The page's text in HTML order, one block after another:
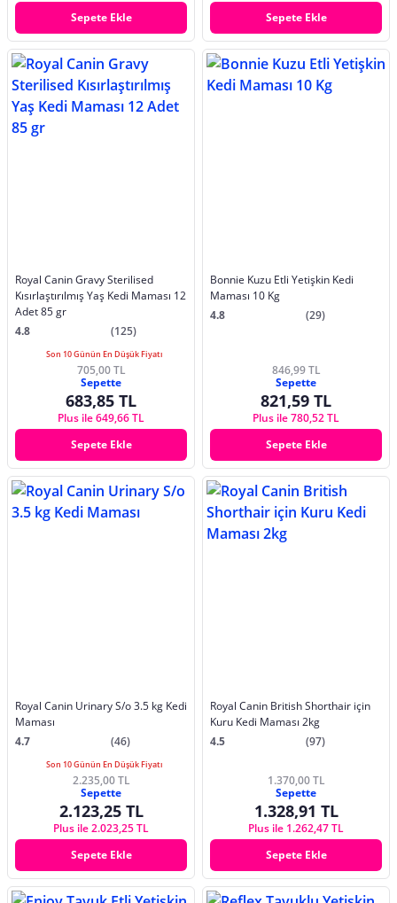
Sepete Ekle
Sepete Ekle
Royal Canin Gravy Sterilised
Kısırlaştırılmış Yaş Kedi Maması 12
Adet 85 gr
4.8
(125)
Son 10 Günün En Düşük Fiyatı
705,00 TL
Sepette
683,85 TL
Plus ile 649,66 TL
Sepete Ekle
Bonnie Kuzu Etli Yetişkin Kedi
Maması 10 Kg
4.8
(29)
846,99 TL
Sepette
821,59 TL
Plus ile 780,52 TL
Sepete Ekle
Royal Canin Urinary S/o 3.5 kg Kedi
Maması
4.7
(46)
Son 10 Günün En Düşük Fiyatı
2.235,00 TL
Sepette
2.123,25 TL
Plus ile 2.023,25 TL
Sepete Ekle
Royal Canin British Shorthair için
Kuru Kedi Maması 2kg
4.5
(97)
1.370,00 TL
Sepette
1.328,91 TL
Plus ile 1.262,47 TL
Sepete Ekle